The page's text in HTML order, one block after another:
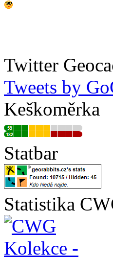
Twitter
Tweets by
Keškoměrka
Statbar
Statistika